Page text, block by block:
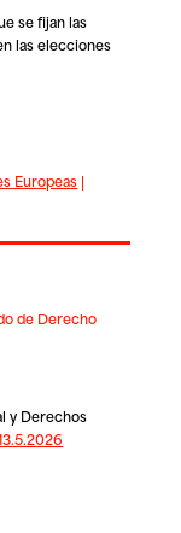
se fijan las
las elecciones
Europeas |
de Derecho
y Derechos